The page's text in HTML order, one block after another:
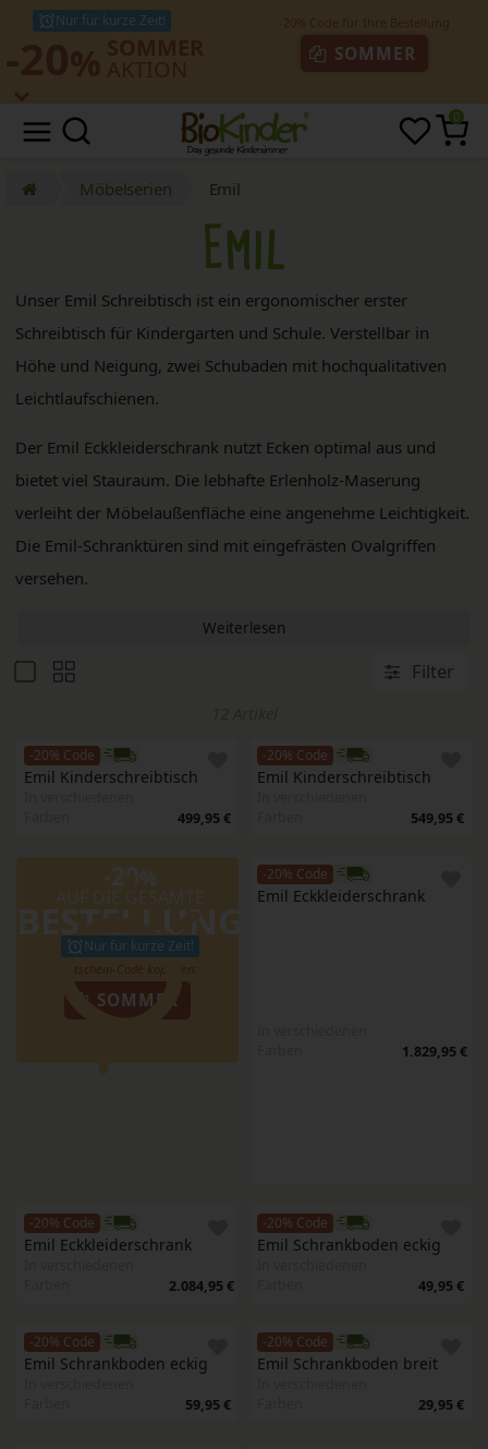
Nur für kurze Zeit!
SOMMER
0
Möbelserien Emil
Emil
Unser Emil Schreibtisch ist ein ergonomischer erster
Schreibtisch für Kindergarten und Schule. Verstellbar in
Höhe und Neigung, zwei Schubaden mit hochqualitativen
Leichtlaufschienen.
Der Emil Eckkleiderschrank nutzt Ecken optimal aus und
bietet viel Stauraum. Die lebhafte Erlenholz-Maserung
verleiht der Möbelaußenfläche eine angenehme Leichtigkeit.
Die Emil-Schranktüren sind mit eingefrästen Ovalgriffen
versehen.
Weiterlesen
Filter
-20% Code
Emil Kinderschreibtisch
499,95 €
-20% Code
Emil Kinderschreibtisch
549,95 €
AUF DIE GESAMTE
BESTELLUNG
Nur für kurze Zeit!
SOMMER
-20% Code
Emil Eckkleiderschrank
1.829,95 €
-20% Code
Emil Eckkleiderschrank
2.084,95 €
-20% Code
Emil Schrankboden eckig
49,95 €
-20% Code
Emil Schrankboden eckig
59,95 €
-20% Code
Emil Schrankboden breit
29,95 €